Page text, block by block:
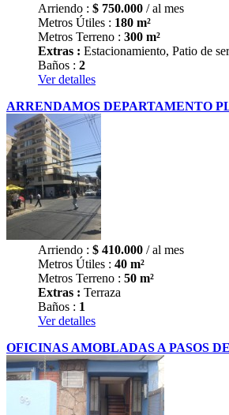
Arriendo : $ 750.000 / al mes
Metros Útiles : 180 m²
Metros Terreno : 300 m²
Extras : Estacionamiento, Patio de
Baños : 2
Ver detalles
ARRENDAMOS DEPARTAMENTO
Arriendo : $ 410.000 / al mes
Metros Útiles : 40 m²
Metros Terreno : 50 m²
Extras : Terraza
Baños : 1
Ver detalles
OFICINAS AMOBLADAS A PASOS